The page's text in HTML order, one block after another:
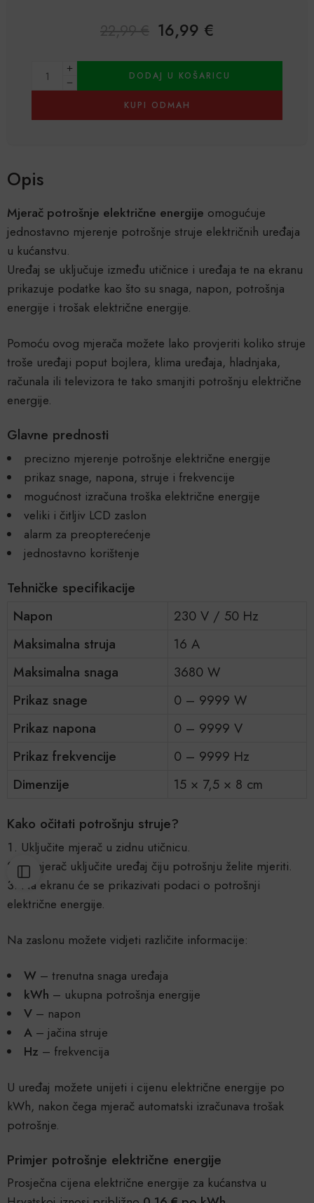
22,99 16,99 €
DODAJ U KOŠARICU
KUPI ODMAH
Alternative:
Opis
Mjerač potrošnje električne energije omogućuje
jednostavno mjerenje potrošnje struje električnih uređaja
u kućanstvu.
Uređaj se uključuje između utičnice i uređaja te na ekranu
prikazuje podatke kao što su snaga, napon, potrošnja
energije i trošak električne energije.
Pomoću ovog mjerača možete lako provjeriti koliko struje
troše uređaji poput bojlera, klima uređaja, hladnjaka,
računala ili televizora te tako smanjiti potrošnju električne
energije.
Glavne prednosti
precizno mjerenje potrošnje električne energije
prikaz snage, napona, struje i frekvencije
mogućnost izračuna troška električne energije
veliki i čitljiv LCD zaslon
alarm za preopterećenje
jednostavno korištenje
Tehničke specifikacije
Napon
230 V / 50 Hz
Maksimalna struja
16 A
Maksimalna snaga
3680 W
Prikaz snage
0 – 9999 W
Prikaz napona
0 – 9999 V
Prikaz frekvencije
0 – 9999 Hz
Dimenzije
15 × 7,5 × 8 cm
Kako očitati potrošnju struje?
Uključite mjerač u zidnu utičnicu.
U mjerač uključite uređaj čiju potrošnju želite mjeriti.
Na ekranu će se prikazivati podaci o potrošnji
električne energije.
Na zaslonu možete vidjeti različite informacije:
W – trenutna snaga uređaja
kWh – ukupna potrošnja energije
V – napon
A – jačina struje
Hz – frekvencija
U uređaj možete unijeti i cijenu električne energije po
kWh, nakon čega mjerač automatski izračunava trošak
potrošnje.
Primjer potrošnje električne energije
Prosječna cijena električne energije za kućanstva u